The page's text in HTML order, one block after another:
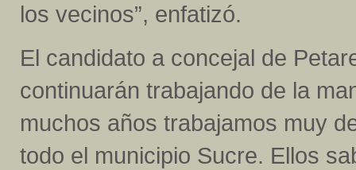
los vecinos”, enfatizó.
El candidato a concejal de
continuarán trabajando de la
muchos años trabajamos muy
todo el municipio Sucre. Ellos